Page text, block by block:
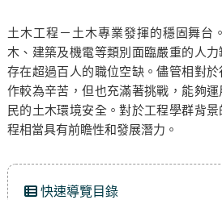
土木工程－土木專業發揮的穩固舞台
木、建築及機電等類別面臨嚴重的人
存在超過百人的職位空缺。儘管相對
作較為辛苦，但也充滿著挑戰，能夠
民的土木環境安全。對於工程學群背
程相當具有前瞻性和發展潛力。
快速導覽目錄